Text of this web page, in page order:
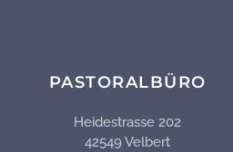
PASTORALBÜRO
Heidestrasse 202
42549 Velbert